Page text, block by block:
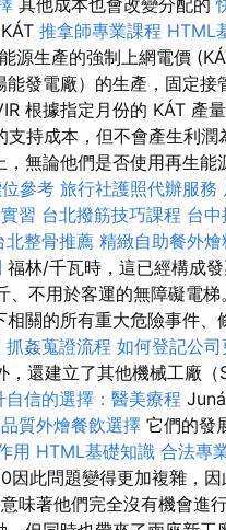
KÁT 推拿師專業課程 HTML
源生產的強制上網電價
發電廠）的生產，固定
根據指定月份的 KÁT 產
持成本，但不會產生利
無論他們是否使用再生
參考 旅行社護照代辦服務
習 台北撥筋技巧課程 台
北整骨推薦 精緻自助餐外燴
福林/千瓦時，這已經構成
不用於客運的無障礙電梯
關的所有重大危險事件、
抓姦蒐證流程 如何登記公
，還建立了其他機械工廠
自信的選擇：醫美療程
質外燴餐飲選擇 它們的發
用 HTML基礎知識 合法專
此問題變得更加複雜，
味著他們完全沒有機會進